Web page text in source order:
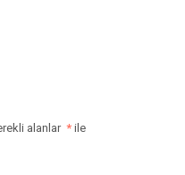
alanlar * ile